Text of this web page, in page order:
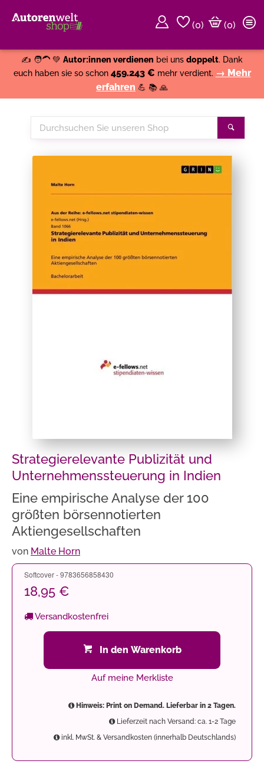
(0)
(0)
✍️ 🧑‍🦱 💚 Autor:innen verdienen bei uns doppelt. Dank
euch haben sie so schon 459.243 € mehr verdient. → Mehr
erfahren 💪 📚 🙏
Durchsuchen
Sie
Strategierelevante Publizität und
Unternehmenssteuerung in Indien
Eine empirische Analyse der 100
größten börsennotierten
Aktiengesellschaften
von Malte Horn
Softcover - 9783656858430
18,95 €
Versandkostenfrei
In den Warenkorb
Auf meine Merkliste
Hinweis: Print on Demand. Lieferbar in 2 Tagen.
Lieferzeit nach Versand: ca. 1-2 Tage
inkl. MwSt. & Versandkosten (innerhalb Deutschlands)